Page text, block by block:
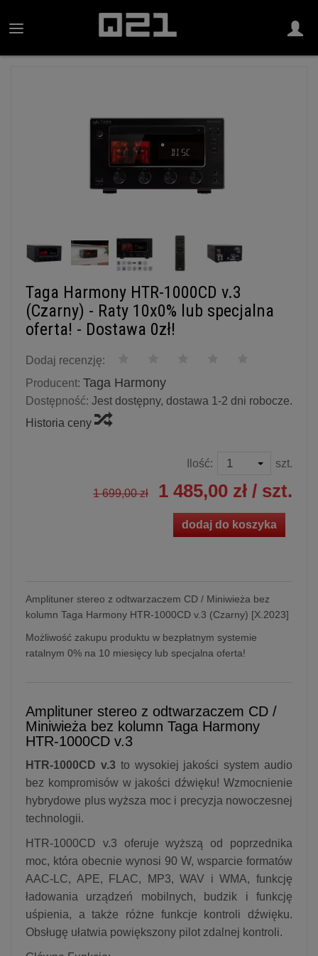
Taga Harmony HTR-1000CD v.3
(Czarny) - Raty 10x0% lub specjalna
oferta! - Dostawa 0zł!
Dodaj recenzję:
Producent: Taga Harmony
Dostępność: Jest dostępny, dostawa 1-2 dni robocze.
Historia ceny
Ilość: szt.
1 699,00 zł 1 485,00 zł / szt.
dodaj do koszyka
Amplituner stereo z odtwarzaczem CD / Miniwieża bez
kolumn Taga Harmony HTR-1000CD v.3 (Czarny) [X.2023]
Możliwość zakupu produktu w bezpłatnym systemie
ratalnym 0% na 10 miesięcy lub specjalna oferta!
Amplituner stereo z odtwarzaczem CD /
Miniwieża bez kolumn Taga Harmony
HTR-1000CD v.3
HTR-1000CD v.3to wysokiej jakości system audio
bez kompromisów w jakości dźwięku! Wzmocnienie
hybrydowe plus wyższa moc i precyzja nowoczesnej
technologii.
HTR-1000CD v.3 oferuje wyższą od poprzednika
moc, która obecnie wynosi 90 W, wsparcie formatów
AAC-LC, APE, FLAC, MP3, WAV i WMA, funkcję
ładowania urządzeń mobilnych, budzik i funkcję
uśpienia, a także różne funkcje kontroli dźwięku.
Obsługę ułatwia powiększony pilot zdalnej kontroli.